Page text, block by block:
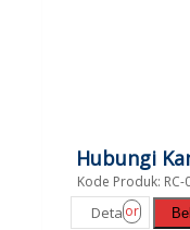
Hubungi
Kode Produk: RC-
Detailor